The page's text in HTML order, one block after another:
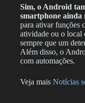
Sim, o Android
smartphone ainda
para ativar funções
atividade ou o local
sempre que um
Além disso, o
com automações.
Veja mais Notícias